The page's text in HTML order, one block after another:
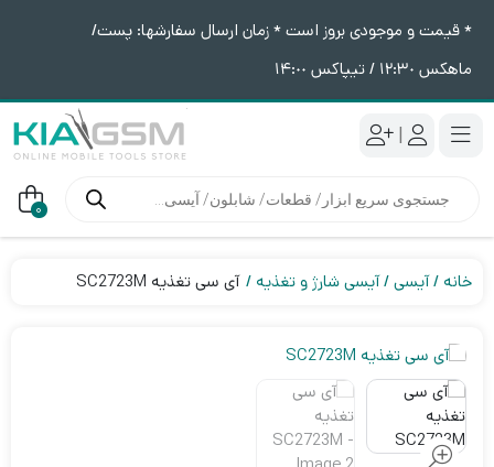
* قیمت و موجودی بروز است * زمان ارسال سفارشها: پست/
ماهکس ١٢:٣٠ / تیپاکس ١۴:٠٠
|
محصولات 0
خانه آیسی آیسی شارژ و تغذیه آی سی تغذیه SC2723M